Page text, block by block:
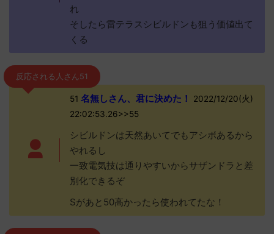
れ
そしたら雷テラスシビルドンも狙う価値出て
くる
反応される人さん51
51 名無しさん、君に決めた！
2022/12/20(火)
22:02:53.26>>55
シビルドンは天然あいてでもアシボあるから
やれるし
一致電気技は通りやすいからサザンドラと差
別化できるぞ
Sがあと50高かったら使われてたな！